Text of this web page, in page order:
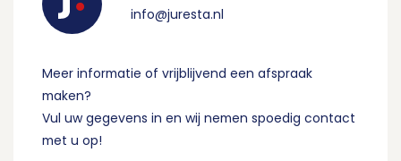
info@juresta.nl
Meer informatie of vrijblijvend een afspraak
maken?
Vul uw gegevens in en wij nemen spoedig contact
met u op!